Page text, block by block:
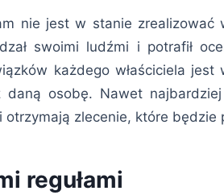
nie jest w stanie zrealizować
swoimi ludźmi i potrafił
każdego właściciela jest
osobę. Nawet najbardziej
otrzymają zlecenie, które będzie
regułami